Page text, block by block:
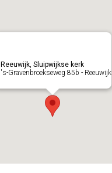
Reeuwijk, Sluipwijkse kerk
's-Gravenbroekseweg 85b - Reeuwijk